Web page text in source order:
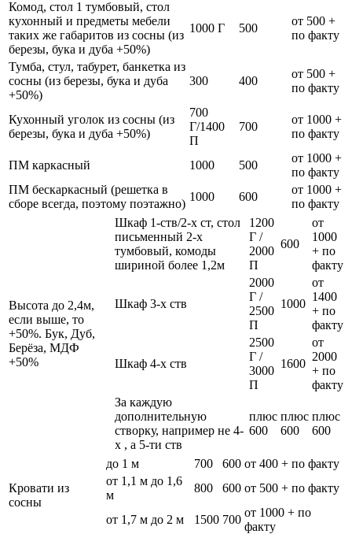
Комод, стол 1 тумбовый, стол
кухонный и предметы мебели
таких же габаритов из сосны (из
березы, бука и дуба +50%)
1000 Г 500
от 500 +
по факту
Тумба, стул, табурет, банкетка из
сосны (из березы, бука и дуба
+50%)
300 400
от 500 +
по факту
Кухонный уголок из сосны (из
березы, бука и дуба +50%)
700
Г/1400
П
700
от 1000 +
по факту
ПМ каркасный 1000 500
от 1000 +
по факту
ПМ бескаркасный (решетка в
сборе всегда, поэтому поэтажно)
1000 600
от 1000 +
по факту
Высота до 2,4м,
если выше, то
+50%. Бук, Дуб,
Берёза, МДФ
+50%
Шкаф 1-ств/2-х ст, стол
письменный 2-х
тумбовый, комоды
шириной более 1,2м
1200
Г /
2000
П
600
от
1000
+ по
факту
Шкаф 3-х ств
2000
Г /
2500
П
1000
от
1400
+ по
факту
Шкаф 4-х ств
2500
Г /
3000
П
1600
от
2000
+ по
факту
За каждую
дополнительную
створку, например не 4-
х , а 5-ти ств
плюс
600
плюс
600
плюс
600
Кровати из
сосны
до 1 м 700 600 от 400 + по факту
от 1,1 м до 1,6
м
800 600 от 500 + по факту
от 1,7 м до 2 м 1500 700
от 1000 + по
факту